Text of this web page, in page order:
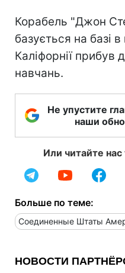
Корабель "Джон
базується на базі
Каліфорнії прибув
навчань.
Не упустите
наши
Или читайте
Больше по теме:
Соединенные Штаты